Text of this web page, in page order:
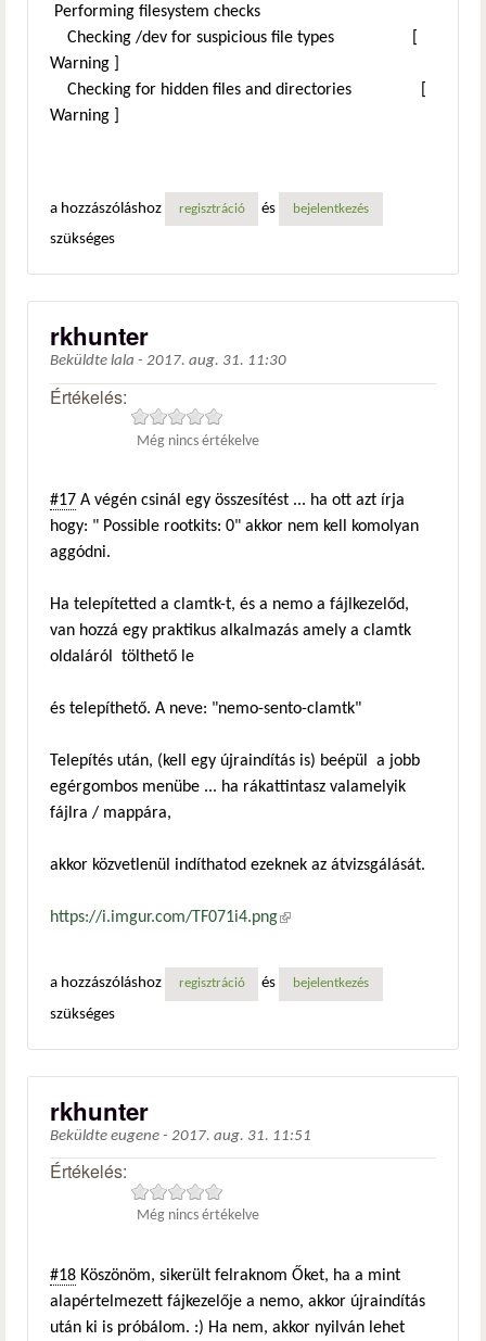
Performing filesystem checks
Checking /dev for suspicious file types [
Warning ]
Checking for hidden files and directories [
Warning ]
a hozzászóláshoz regisztráció és bejelentkezés
szükséges
rkhunter
Beküldte lala - 2017. aug. 31. 11:30
Értékelés:
Még nincs értékelve
#17 A végén csinál egy összesítést ... ha ott azt írja
hogy: " Possible rootkits: 0" akkor nem kell komolyan
aggódni.
Ha telepítetted a clamtk-t, és a nemo a fájlkezelőd,
van hozzá egy praktikus alkalmazás amely a clamtk
oldaláról tölthető le
és telepíthető. A neve: "nemo-sento-clamtk"
Telepítés után, (kell egy újraindítás is) beépül a jobb
egérgombos menübe ... ha rákattintasz valamelyik
fájlra / mappára,
akkor közvetlenül indíthatod ezeknek az átvizsgálását.
https://i.imgur.com/TF071i4.png(külső hivatkozás)
a hozzászóláshoz regisztráció és bejelentkezés
szükséges
rkhunter
Beküldte eugene - 2017. aug. 31. 11:51
Értékelés:
Még nincs értékelve
#18 Köszönöm, sikerült felraknom Őket, ha a mint
alapértelmezett fájkezelője a nemo, akkor újraindítás
után ki is próbálom. :) Ha nem, akkor nyilván lehet